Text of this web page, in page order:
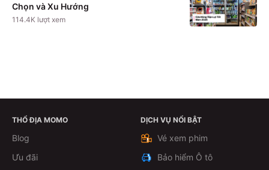
Chọn và Xu Hướng
114.4K lượt xem
Xem chi tiết
THỔ ĐỊA MOMO
Blog
Ưu đãi
DỊCH VỤ NỔI BẬT
Vé xem phim
Bảo hiểm Ô tô